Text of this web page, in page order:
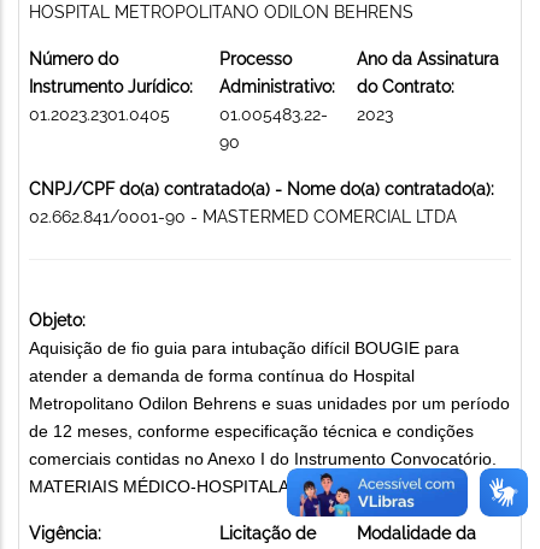
HOSPITAL METROPOLITANO ODILON BEHRENS
Número do
Instrumento Jurídico:
01.2023.2301.0405
Processo
Administrativo:
01.005483.22-
90
Ano da Assinatura
do Contrato:
2023
CNPJ/CPF do(a) contratado(a) - Nome do(a) contratado(a):
02.662.841/0001-90 - MASTERMED COMERCIAL LTDA
Objeto:
Aquisição de fio guia para intubação difícil BOUGIE para
atender a demanda de forma contínua do Hospital
Metropolitano Odilon Behrens e suas unidades por um período
de 12 meses, conforme especificação técnica e condições
comerciais contidas no Anexo I do Instrumento Convocatório.
MATERIAIS MÉDICO-HOSPITALARES
Vigência:
Licitação de
Modalidade da